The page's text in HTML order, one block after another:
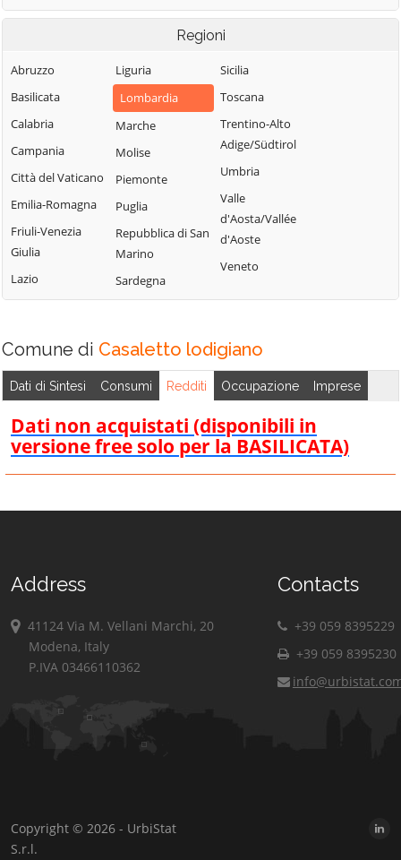
Vidardo
Cavenago d'Adda
Cervignano
d'Adda
Codogno
Comazzo
Cornegliano
Laudense
Lombardo
Mulazzano
Senna Lodigiana
Somaglia
Sordio
Tavazzano con
Villavesco
Terranova dei
Lodigiano
Valera Fratta
Villanova del
Regioni
Abruzzo
Basilicata
Calabria
Campania
Città del Vaticano
Emilia-Romagna
Friuli-Venezia
Giulia
Lazio
Liguria
Lombardia
Marche
Molise
Piemonte
Puglia
Repubblica di San
Marino
Sardegna
Sicilia
Toscana
Trentino-Alto
Adige/Südtirol
Umbria
Valle
d'Aosta/Vallée
d'Aoste
Veneto
Comune di Casaletto lodigiano
Dati di Sintesi Consumi Redditi Occupazione Imprese
Dati non acquistati (disponibili in
versione free solo per la BASILICATA)
Address
41124 Via M. Vellani Marchi, 20
Modena, Italy
P.IVA 03466110362
Contacts
+39 059 8395229
+39 059 8395230
Copyright © 2026 - UrbiStat
S.r.l.